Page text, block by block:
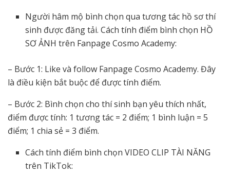
Người hâm mộ bình chọn qua tương tác hồ sơ thí
sinh được đăng tải. Cách tính điểm bình chọn HỒ
SƠ ẢNH trên Fanpage Cosmo Academy:
– Bước 1: Like và follow Fanpage Cosmo Academy. Đây
là điều kiện bắt buộc để được tính điểm.
– Bước 2: Bình chọn cho thí sinh bạn yêu thích nhất,
điểm được tính: 1 tương tác = 2 điểm; 1 bình luận = 5
điểm; 1 chia sẻ = 3 điểm.
Cách tính điểm bình chọn VIDEO CLIP TÀI NĂNG
trên TikTok: